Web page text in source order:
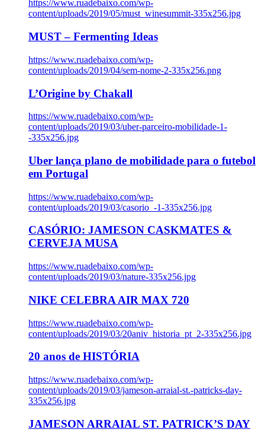
https://www.ruadebaixo.com/wp-
content/uploads/2019/05/must_winesummit-335x256.jpg
MUST – Fermenting Ideas
https://www.ruadebaixo.com/wp-
content/uploads/2019/04/sem-nome-2-335x256.png
L’Origine by Chakall
https://www.ruadebaixo.com/wp-
content/uploads/2019/03/uber-parceiro-mobilidade-1-
-335x256.jpg
Uber lança plano de mobilidade para o futebol
em Portugal
https://www.ruadebaixo.com/wp-
content/uploads/2019/03/casorio_-1-335x256.jpg
CASÓRIO: JAMESON CASKMATES &
CERVEJA MUSA
https://www.ruadebaixo.com/wp-
content/uploads/2019/03/nature-335x256.jpg
NIKE CELEBRA AIR MAX 720
https://www.ruadebaixo.com/wp-
content/uploads/2019/03/20aniv_historia_pt_2-335x256.jpg
20 anos de HISTÓRIA
https://www.ruadebaixo.com/wp-
content/uploads/2019/03/jameson-arraial-st.-patricks-day-
335x256.jpg
JAMESON ARRAIAL ST. PATRICK’S DAY